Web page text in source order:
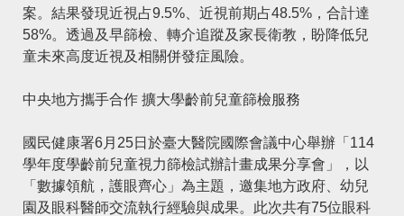
案。結果發現近視占9.5%、近視前期占48.5%，合計達
58%。透過及早篩檢、轉介追蹤及家長衛教，盼降低兒
童未來高度近視及相關併發症風險。
中央地方攜手合作 擴大學齡前兒童篩檢服務
國民健康署6月25日於臺大醫院國際會議中心舉辦「114
學年度學齡前兒童視力篩檢試辦計畫成果分享會」，以
「數據領航，護眼齊心」為主題，邀集地方政府、幼兒
園及眼科醫師交流執行經驗與成果。此次共有75位眼科